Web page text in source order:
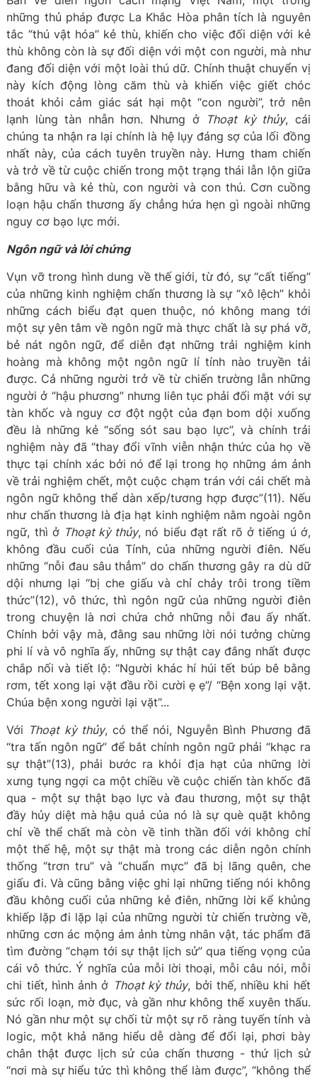
những thủ pháp được La Khắc Hòa phân tích là nguyên
tắc “thú vật hóa” kẻ thù, khiến cho việc đối diện với kẻ
thù không còn là sự đối diện với một con người, mà như
đang đối diện với một loài thú dữ. Chính thuật chuyển vị
này kích động lòng căm thù và khiến việc giết chóc
thoát khỏi cảm giác sát hại một “con người”, trở nên
lạnh lùng tàn nhẫn hơn. Nhưng ở Thoạt kỳ thủy, cái
chúng ta nhận ra lại chính là hệ lụy đáng sợ của lối đồng
nhất này, của cách tuyên truyền này. Hưng tham chiến
và trở về từ cuộc chiến trong một trạng thái lẫn lộn giữa
bằng hữu và kẻ thù, con người và con thú. Cơn cuồng
loạn hậu chấn thương ấy chẳng hứa hẹn gì ngoài những
nguy cơ bạo lực mới.
Ngôn ngữ và lời chứng
Vụn vỡ trong hình dung về thế giới, từ đó, sự “cất tiếng”
của những kinh nghiệm chấn thương là sự “xô lệch” khỏi
những cách biểu đạt quen thuộc, nó không mang tới
một sự yên tâm về ngôn ngữ mà thực chất là sự phá vỡ,
bẻ nát ngôn ngữ, để diễn đạt những trải nghiệm kinh
hoàng mà không một ngôn ngữ lí tính nào truyền tải
được. Cả những người trở về từ chiến trường lẫn những
người ở “hậu phương” nhưng liên tục phải đối mặt với sự
tàn khốc và nguy cơ đột ngột của đạn bom dội xuống
đều là những kẻ “sống sót sau bạo lực”, và chính trải
nghiệm này đã “thay đổi vĩnh viễn nhận thức của họ về
thực tại chính xác bởi nó để lại trong họ những ám ảnh
về trải nghiệm chết, một cuộc chạm trán với cái chết mà
ngôn ngữ không thể dàn xếp/tương hợp được”(11). Nếu
như chấn thương là địa hạt kinh nghiệm nằm ngoài ngôn
ngữ, thì ở Thoạt kỳ thủy, nó biểu đạt rất rõ ở tiếng ú ớ,
không đầu cuối của Tính, của những người điên. Nếu
những “nỗi đau sâu thẳm” do chấn thương gây ra dù dữ
dội nhưng lại “bị che giấu và chỉ chảy trôi trong tiềm
thức”(12), vô thức, thì ngôn ngữ của những người điên
trong chuyện là nơi chứa chở những nỗi đau ấy nhất.
Chính bởi vậy mà, đằng sau những lời nói tưởng chừng
phi lí và vô nghĩa ấy, những sự thật cay đắng nhất được
chắp nối và tiết lộ: “Người khác hí húi tết búp bê bằng
rơm, tết xong lại vặt đầu rồi cười ẹ ẹ”/ “Bện xong lại vặt.
Chúa bện xong người lại vặt”...
Với Thoạt kỳ thủy, có thể nói, Nguyễn Bình Phương đã
“tra tấn ngôn ngữ” để bắt chính ngôn ngữ phải “khạc ra
sự thật”(13), phải bước ra khỏi địa hạt của những lời
xưng tụng ngợi ca một chiều về cuộc chiến tàn khốc đã
qua - một sự thật bạo lực và đau thương, một sự thật
đầy hủy diệt mà hậu quả của nó là sự què quặt không
chỉ về thể chất mà còn về tinh thần đối với không chỉ
một thế hệ, một sự thật mà trong các diễn ngôn chính
thống “trơn tru” và “chuẩn mực” đã bị lãng quên, che
giấu đi. Và cũng bằng việc ghi lại những tiếng nói không
đầu không cuối của những kẻ điên, những lời kể khủng
khiếp lặp đi lặp lại của những người từ chiến trường về,
những cơn ác mộng ám ảnh từng nhân vật, tác phẩm đã
tìm đường “chạm tới sự thật lịch sử” qua tiếng vọng của
cái vô thức. Ý nghĩa của mỗi lời thoại, mỗi câu nói, mỗi
chi tiết, hình ảnh ở Thoạt kỳ thủy, bởi thế, nhiều khi hết
sức rối loạn, mờ đục, và gần như không thể xuyên thấu.
Nó gần như một sự chối từ một sự rõ ràng tuyến tính và
logic, một khả năng hiểu dễ dàng để đổi lại, phơi bày
chân thật được lịch sử của chấn thương - thứ lịch sử
“nơi mà sự hiểu tức thì không thể làm được”, “không thể